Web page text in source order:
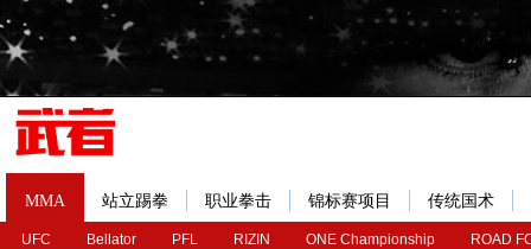
MMA
UFC Bellator PFL RIZIN ONE Championship ROAD
站立踢拳 职业拳击 锦标赛项目 传统国术